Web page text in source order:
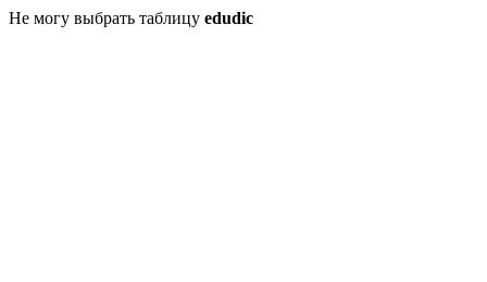
Не могу выбрать таблицу edudic